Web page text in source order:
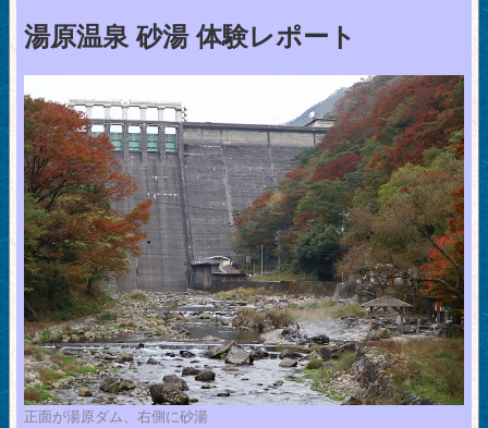
湯原温泉 砂湯 体験レポート
正面が湯原ダム、右側に砂湯